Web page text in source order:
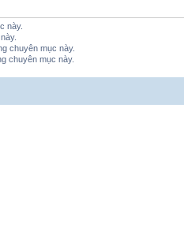
này.
chuyên mục này.
chuyên mục này.